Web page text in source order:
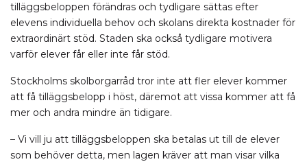
tilläggsbeloppen förändras och tydligare sättas efter
elevens individuella behov och skolans direkta kostnader för
extraordinärt stöd. Staden ska också tydligare motivera
varför elever får eller inte får stöd.
Stockholms skolborgarråd tror inte att fler elever kommer
att få tilläggsbelopp i höst, däremot att vissa kommer att få
mer och andra mindre än tidigare.
– Vi vill ju att tilläggsbeloppen ska betalas ut till de elever
som behöver detta, men lagen kräver att man visar vilka